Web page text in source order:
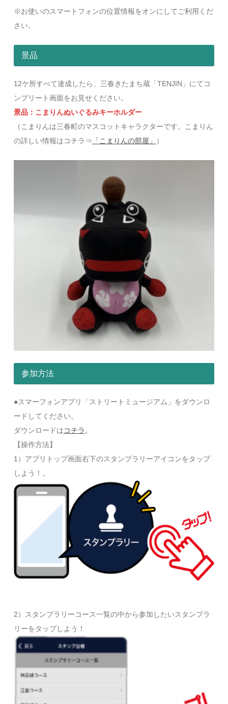
※お使いのスマートフォンの位置情報をオンにしてご利用くだ
さい。
景品
12ケ所すべて達成したら、三春きたまち蔵「TENJIN」にてコ
ンプリート画面をお見せください。
景品：こまりんぬいぐるみキーホルダー
（こまりんは三春町のマスコットキャラクターです。こまりん
の詳しい情報はコチラ⇒ 「こまりんの部屋」 ）
参加方法
●スマーフォンアプリ「ストリートミュージアム」をダウンロ
ードしてください。
ダウンロードはコチラ 。
【操作方法】
1）アプリトップ画面右下のスタンプラリーアイコンをタップ
しよう！。
2）スタンプラリーコース一覧の中から参加したいスタンプラ
リーをタップしよう！